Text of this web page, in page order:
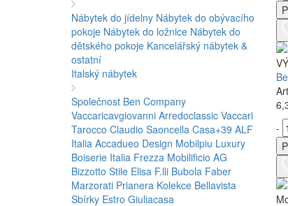
Nábytek do jídelny Nábytek do obývacího
pokoje Nábytek do ložnice Nábytek do
dětského pokoje Kancelářský nábytek &
ostatní
Italský nábytek
Společnost Ben Company
Vaccaricavgiovanni Arredoclassic Vaccari
Tarocco Claudio Saoncella Casa+39 ALF
Italia Accadueo Design Mobilpiu Luxury
Boiserie Italia Frezza Mobilificio AG
Bizzotto Stile Elisa F.lli Bubola Faber
Marzorati Prianera Kolekce Bellavista
Sbírky Estro Giuliacasa
-